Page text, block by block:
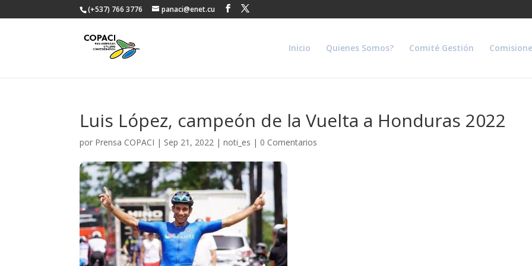
(+537) 766 3776 panaci@enet.cu
Inicio Quienes Somos? Comité Gestión
Luis López, campeón de la Vuelta a Honduras 2022
por Prensa COPACI | Sep 21, 2022 |noti_es | 0 Comentarios